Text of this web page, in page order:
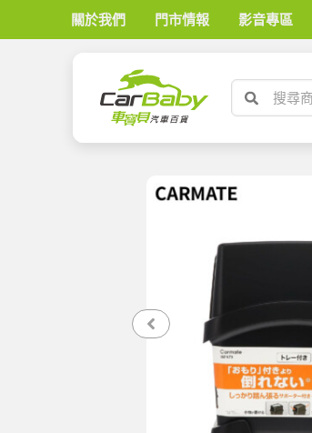
關於我們 門市情報 影音專區